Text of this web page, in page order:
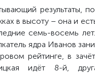
результаты,
в высоту – она и
семь-восемь
ядра Иванов
рейтинге, в
идёт 8-й,